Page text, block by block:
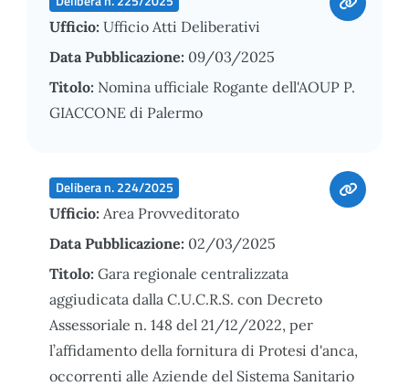
Ufficio: Ufficio Atti Deliberativi
Data Pubblicazione: 09/03/2025
Titolo: Nomina ufficiale Rogante dell'AOUP P.
GIACCONE di Palermo
Delibera n. 224/2025
Ufficio: Area Provveditorato
Data Pubblicazione: 02/03/2025
Titolo: Gara regionale centralizzata
aggiudicata dalla C.U.C.R.S. con Decreto
Assessoriale n. 148 del 21/12/2022, per
l’affidamento della fornitura di Protesi d'anca,
occorrenti alle Aziende del Sistema Sanitario